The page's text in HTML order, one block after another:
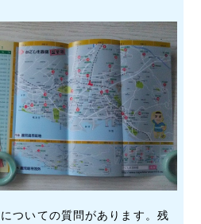
ついての質問があります。残